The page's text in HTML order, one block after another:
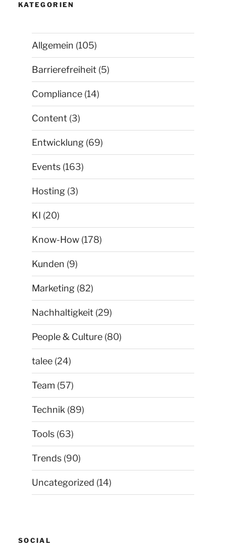
KATEGORIEN
Allgemein (105)
Barrierefreiheit (5)
Compliance (14)
Content (3)
Entwicklung (69)
Events (163)
Hosting (3)
KI (20)
Know-How (178)
Kunden (9)
Marketing (82)
Nachhaltigkeit (29)
People & Culture (80)
talee (24)
Team (57)
Technik (89)
Tools (63)
Trends (90)
Uncategorized (14)
SOCIAL